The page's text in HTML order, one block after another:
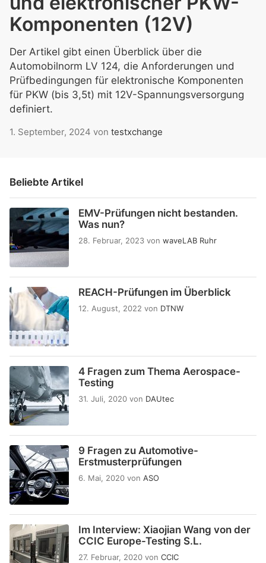
Komponenten (12V)
Der Artikel gibt einen Überblick über die
Automobilnorm LV 124, die Anforderungen und
Prüfbedingungen für elektronische Komponenten
für PKW (bis 3,5t) mit 12V-Spannungsversorgung
definiert.
1. September, 2024 von testxchange
Beliebte Artikel
EMV-Prüfungen nicht bestanden.
Was nun?
28. Februar, 2023 von waveLAB Ruhr
REACH-Prüfungen im Überblick
12. August, 2022 von DTNW
4 Fragen zum Thema Aerospace-
Testing
31. Juli, 2020 von DAUtec
9 Fragen zu Automotive-
Erstmusterprüfungen
6. Mai, 2020 von ASO
Im Interview: Xiaojian Wang von der
CCIC Europe-Testing S.L.
27. Februar, 2020 von CCIC